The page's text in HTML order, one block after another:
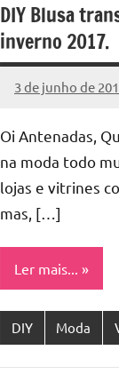
DIY Blusa
inverno 2017.
3 de junho de
Cibelle
Nenhum
Oi Antenadas,
na moda todo
lojas e vitrines
mas, […]
Ler mais...
DIY Moda